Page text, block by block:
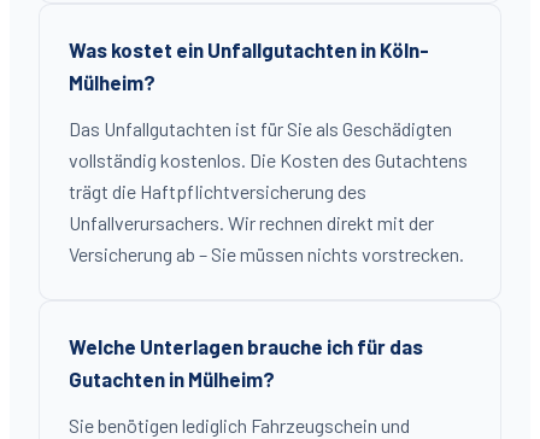
Was kostet ein Unfallgutachten in Köln-
Mülheim?
Das Unfallgutachten ist für Sie als Geschädigten
vollständig kostenlos. Die Kosten des Gutachtens
trägt die Haftpflichtversicherung des
Unfallverursachers. Wir rechnen direkt mit der
Versicherung ab – Sie müssen nichts vorstrecken.
Welche Unterlagen brauche ich für das
Gutachten in Mülheim?
Sie benötigen lediglich Fahrzeugschein und